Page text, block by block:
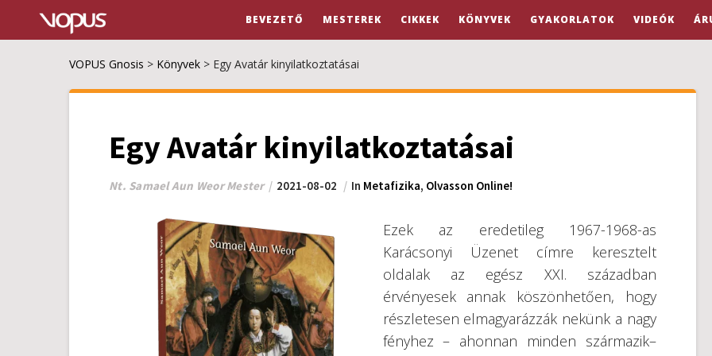
BEVEZETŐ MESTEREK CIKKEK KÖNYVEK GYAKORLATOK VIDEÓK
VOPUS Gnosis > Könyvek > Egy Avatár kinyilatkoztatásai
Egy Avatár kinyilatkoztatásai
Nt. Samael Aun Weor Mester 2021-08-02 In Metafizika, Olvasson Online!
Ezek az eredetileg 1967-1968-as
Karácsonyi Üzenet címre keresztelt
oldalak az egész XXI. században
érvényesek annak köszönhetően, hogy
részletesen elmagyarázzák nekünk a nagy
fényhez – ahonnan minden származik–